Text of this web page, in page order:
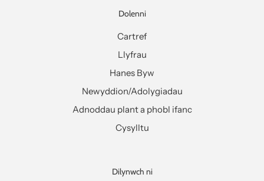
Dolenni
Cartref
Llyfrau
Hanes Byw
Newyddion/Adolygiadau
Adnoddau plant a phobl ifanc
Cysylltu
Dilynwch ni